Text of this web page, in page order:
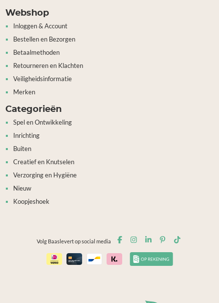
Webshop
Inloggen & Account
Bestellen en Bezorgen
Betaalmethoden
Retourneren en Klachten
Veiligheidsinformatie
Merken
Categorieën
Spel en Ontwikkeling
Inrichting
Buiten
Creatief en Knutselen
Verzorging en Hygiëne
Nieuw
Koopjeshoek
Volg Baaslevert op social media